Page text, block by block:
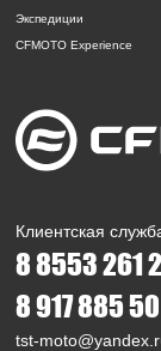
Клиентская
8 8553 261
8 917 885
tst-
Экспедиции
CFMOTO Experience